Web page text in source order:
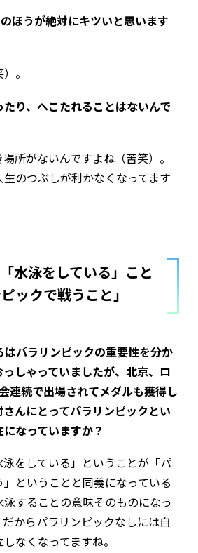
ほうが絶対にキツいと思います
。
り、へこたれることはないんで
所がないんですよね（苦笑）。
のつぶしが利かなくなってます
水泳をしている」こと
ックで戦うこと」
パラリンピックの重要性を分か
しゃっていましたが、北京、ロ
連続で出場されてメダルも獲得し
んにとってパラリンピックとい
なっていますか？
をしている」ということが「パ
ということと同義になっている
することの意味そのものになっ
からパラリンピックなしには自
なくなってますね。